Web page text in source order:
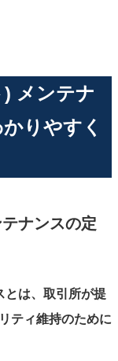
メンテナ
りやすく
ナンスの定
とは、取引所が提
ティ維持のために